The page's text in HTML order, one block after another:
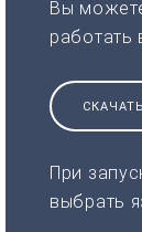
Вы
При
выбрать